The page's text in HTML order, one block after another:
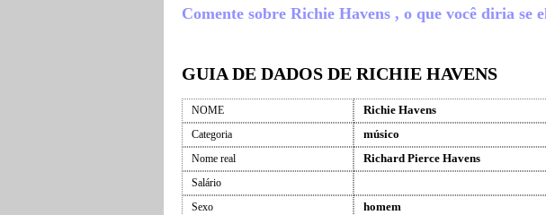
Comente sobre Richie Havens , o que você diria se
GUIA DE DADOS DE RICHIE HAVENS
NOME Richie Havens
Categoria músico
Nome real Richard Pierce Havens
Salário
Sexo
homem